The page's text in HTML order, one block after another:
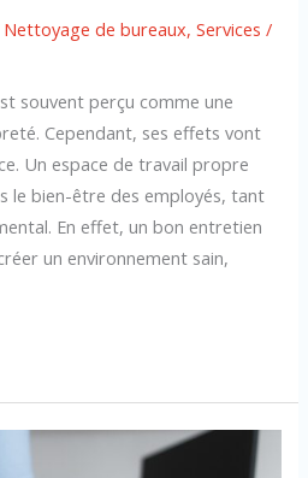
Nettoyage de bureaux,Services /
souvent perçu comme une
Cependant, ses effets vont
Un espace de travail propre
le bien-être des employés, tant
En effet, un bon entretien
un environnement sain,